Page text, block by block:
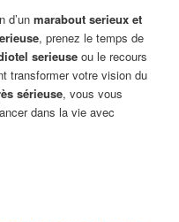
d’unmarabout serieux et
, prenez le temps de
serieuse ou le recours
transformer votre vision du
sérieuse, vous vous
dans la vie avec